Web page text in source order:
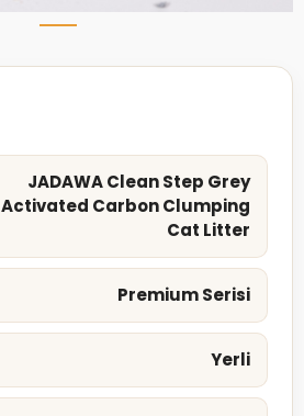
JADAWA Clean Step Grey
Activated Carbon Clumping
Cat Litter
Premium Serisi
Yerli